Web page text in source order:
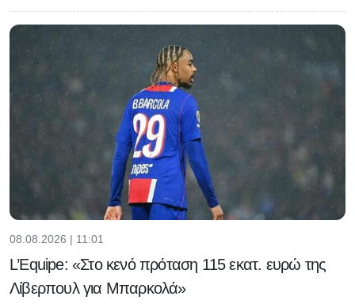
08.08.2026 | 11:01
L’Equipe: «Στο κενό πρόταση 115 εκατ. ευρώ της
Λίβερπουλ για Μπαρκολά»